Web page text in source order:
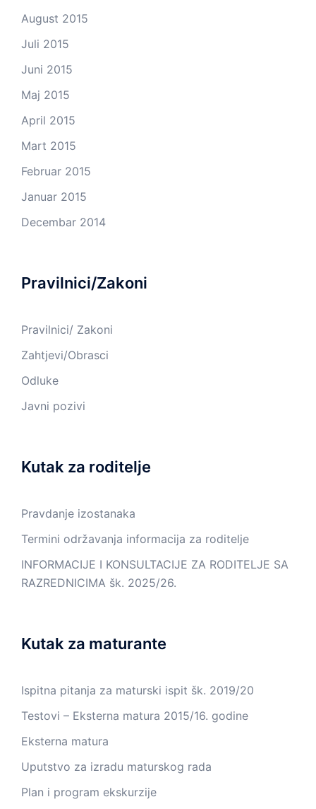
August 2015
Juli 2015
Juni 2015
Maj 2015
April 2015
Mart 2015
Februar 2015
Januar 2015
Decembar 2014
Pravilnici/Zakoni
Pravilnici/ Zakoni
Zahtjevi/Obrasci
Odluke
Javni pozivi
Kutak za roditelje
Pravdanje izostanaka
Termini održavanja informacija za roditelje
INFORMACIJE I KONSULTACIJE ZA RODITELJE SA
RAZREDNICIMA šk. 2025/26.
Kutak za maturante
Ispitna pitanja za maturski ispit šk. 2019/20
Testovi – Eksterna matura 2015/16. godine
Eksterna matura
Uputstvo za izradu maturskog rada
Plan i program ekskurzije